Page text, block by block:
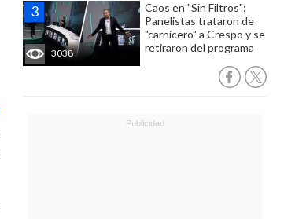
3038
Caos en "Sin Filtros":
Panelistas trataron de
"carnicero" a Crespo y se
retiraron del programa